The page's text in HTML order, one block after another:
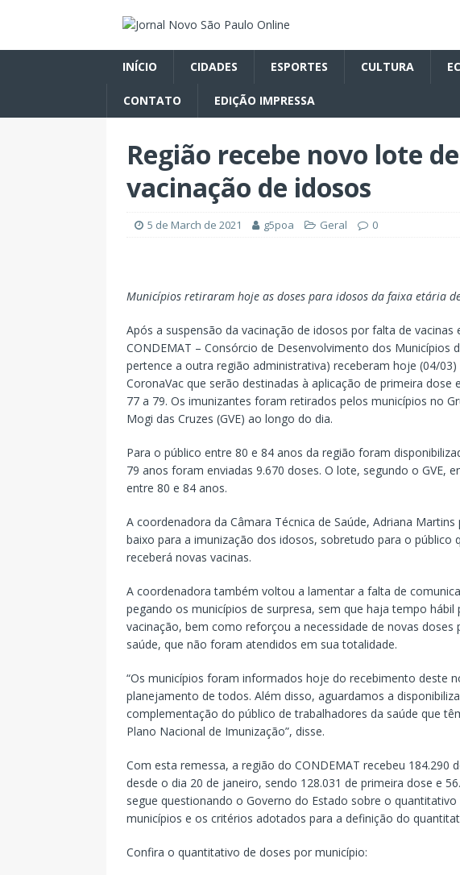
INÍCIO CIDADES ESPORTES CULTURA
CONTATO EDIÇÃO IMPRESSA
Região recebe novo lote
vacinação de idosos
5 de March de 2021 g5poa Geral 0
Municípios retiraram hoje as doses para idosos da faixa etária
Após a suspensão da vacinação de idosos por falta de
CONDEMAT – Consórcio de Desenvolvimento dos Municípios
pertence a outra região administrativa) receberam hoje (04/
CoronaVac que serão destinadas à aplicação de primeira
77 a 79. Os imunizantes foram retirados pelos municípios no
Mogi das Cruzes (GVE) ao longo do dia.
Para o público entre 80 e 84 anos da região foram
79 anos foram enviadas 9.670 doses. O lote, segundo o GVE,
entre 80 e 84 anos.
A coordenadora da Câmara Técnica de Saúde, Adriana
baixo para a imunização dos idosos, sobretudo para o público
receberá novas vacinas.
A coordenadora também voltou a lamentar a falta de
pegando os municípios de surpresa, sem que haja tempo
vacinação, bem como reforçou a necessidade de novas doses
saúde, que não foram atendidos em sua totalidade.
“Os municípios foram informados hoje do recebimento deste
planejamento de todos. Além disso, aguardamos a
complementação do público de trabalhadores da saúde que
Plano Nacional de Imunização”, disse.
Com esta remessa, a região do CONDEMAT recebeu 184.290
desde o dia 20 de janeiro, sendo 128.031 de primeira dose e
segue questionando o Governo do Estado sobre o
municípios e os critérios adotados para a definição do
Confira o quantitativo de doses por município: